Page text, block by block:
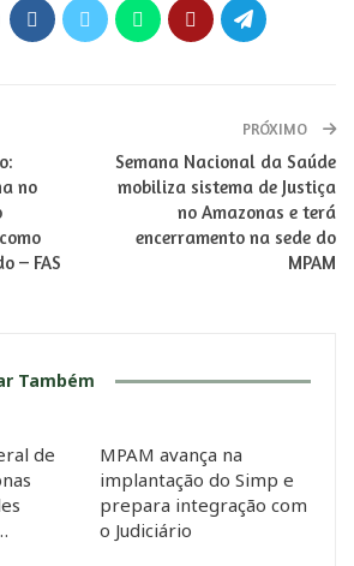
no
– FAS
PRÓXIMO
Semana Nacional da Saúde
mobiliza sistema de Justiça
no Amazonas e terá
encerramento na sede do
MPAM
Também
de
MPAM avança na
implantação do Simp e
prepara integração com
o Judiciário